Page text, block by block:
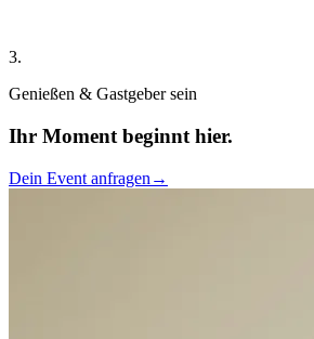
3.
Genießen & Gastgeber sein
Ihr Moment beginnt hier.
Dein Event anfragen →